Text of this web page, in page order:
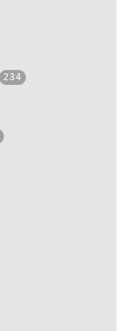
234